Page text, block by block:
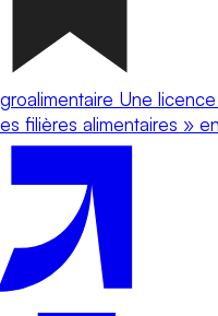
Une
filières alimentaires »